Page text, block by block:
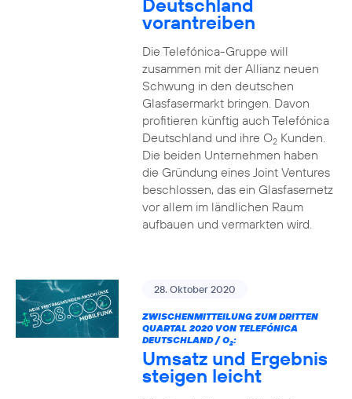
Deutschland
vorantreiben
Die Telefónica-Gruppe will
zusammen mit der Allianz neuen
Schwung in den deutschen
Glasfasermarkt bringen. Davon
profitieren künftig auch Telefónica
Deutschland und ihre O2Kunden.
Die beiden Unternehmen haben
die Gründung eines Joint Ventures
beschlossen, das ein Glasfasernetz
vor allem im ländlichen Raum
aufbauen und vermarkten wird.
28. Oktober 2020
ZWISCHENMITTEILUNG ZUM DRITTEN
QUARTAL 2020 VON TELEFÓNICA
DEUTSCHLAND / O2:
Umsatz und Ergebnis
steigen leicht